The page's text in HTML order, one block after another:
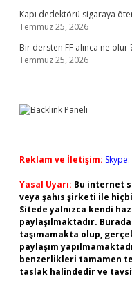
Kapı dedektörü sigaraya
Temmuz 25, 2026
Bir dersten FF alınca ne olur
Temmuz 25, 2026
Reklam ve İletişim:
Yasal Uyarı: Bu internet
veya şahıs şirketi ile
Sitede yalnızca kendi
paylaşılmaktadır.
taşımamakta olup,
paylaşım
benzerlikleri tamamen
taslak halindedir ve